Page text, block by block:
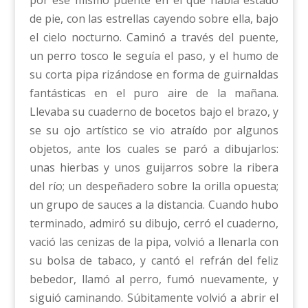
de pie, con las estrellas cayendo sobre ella, bajo
el cielo nocturno. Caminó a través del puente,
un perro tosco le seguía el paso, y el humo de
su corta pipa rizándose en forma de guirnaldas
fantásticas en el puro aire de la mañana.
Llevaba su cuaderno de bocetos bajo el brazo, y
se su ojo artístico se vio atraído por algunos
objetos, ante los cuales se paró a dibujarlos:
unas hierbas y unos guijarros sobre la ribera
del río; un despeñadero sobre la orilla opuesta;
un grupo de sauces a la distancia. Cuando hubo
terminado, admiró su dibujo, cerró el cuaderno,
vació las cenizas de la pipa, volvió a llenarla con
su bolsa de tabaco, y cantó el refrán del feliz
bebedor, llamó al perro, fumó nuevamente, y
siguió caminando. Súbitamente volvió a abrir el